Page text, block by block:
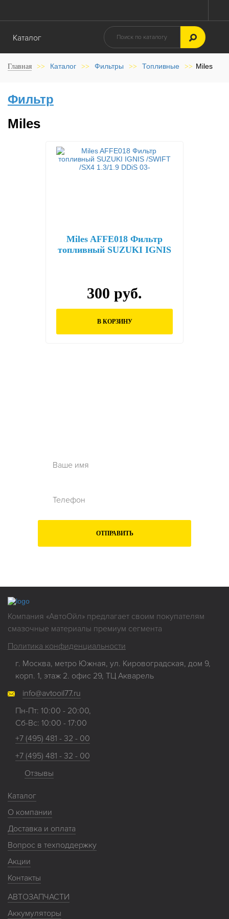
Каталог
Главная >> Каталог >> Фильтры >> Топливные >> Miles
Фильтр
Miles
Miles AFFE018 Фильтр
топливный SUZUKI IGNIS
300 руб.
В КОРЗИНУ
ОТПРАВИТЬ
Компания «АвтоОйл» предлагает своим покупателям
смазочные материалы премиум сегмента
Политика конфиденциальности
г. Москва, метро Южная, ул. Кировоградская, дом 9,
корп. 1, этаж 2. офис 29, ТЦ Акварель
info@avtooil77.ru
Пн-Пт: 10:00 - 20:00,
Сб-Вс: 10:00 - 17:00
+7 (495) 481 - 32 - 00
+7 (495) 481 - 32 - 00
Отзывы
Каталог
О компании
Доставка и оплата
Вопрос в техподдержку
Акции
Контакты
АВТОЗАПЧАСТИ
Аккумуляторы